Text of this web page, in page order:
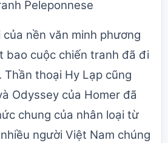
Peleponnese
của nền văn minh phương
bao cuộc chiến tranh đã đi
Thần thoại Hy Lạp cũng
Odyssey của Homer đã
chung của nhân loại từ
người Việt Nam chúng